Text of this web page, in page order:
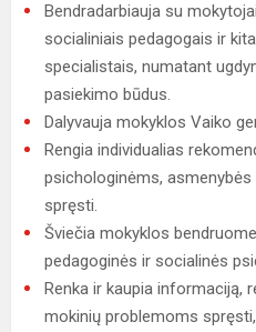
Bendradarbiauja su
socialiniais pedagogais ir
specialistais, numatant
pasiekimo būdus.
Dalyvauja mokyklos Vaiko
Rengia individualias
psichologinėms,
spręsti.
Šviečia mokyklos
pedagoginės ir socialinės
Renka ir kaupia informaciją,
mokinių problemoms